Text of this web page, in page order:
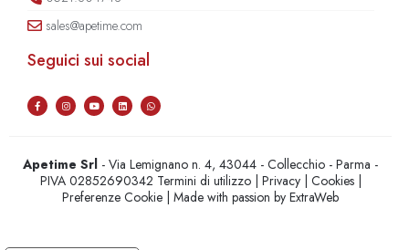
sales@apetime.com
Seguici sui social
Apetime Srl - Via Lemignano n. 4, 43044 - Collecchio - Parma -
PIVA 02852690342 Termini di utilizzo| Privacy| Cookies|
Preferenze Cookie | Made with passion byExtraWeb